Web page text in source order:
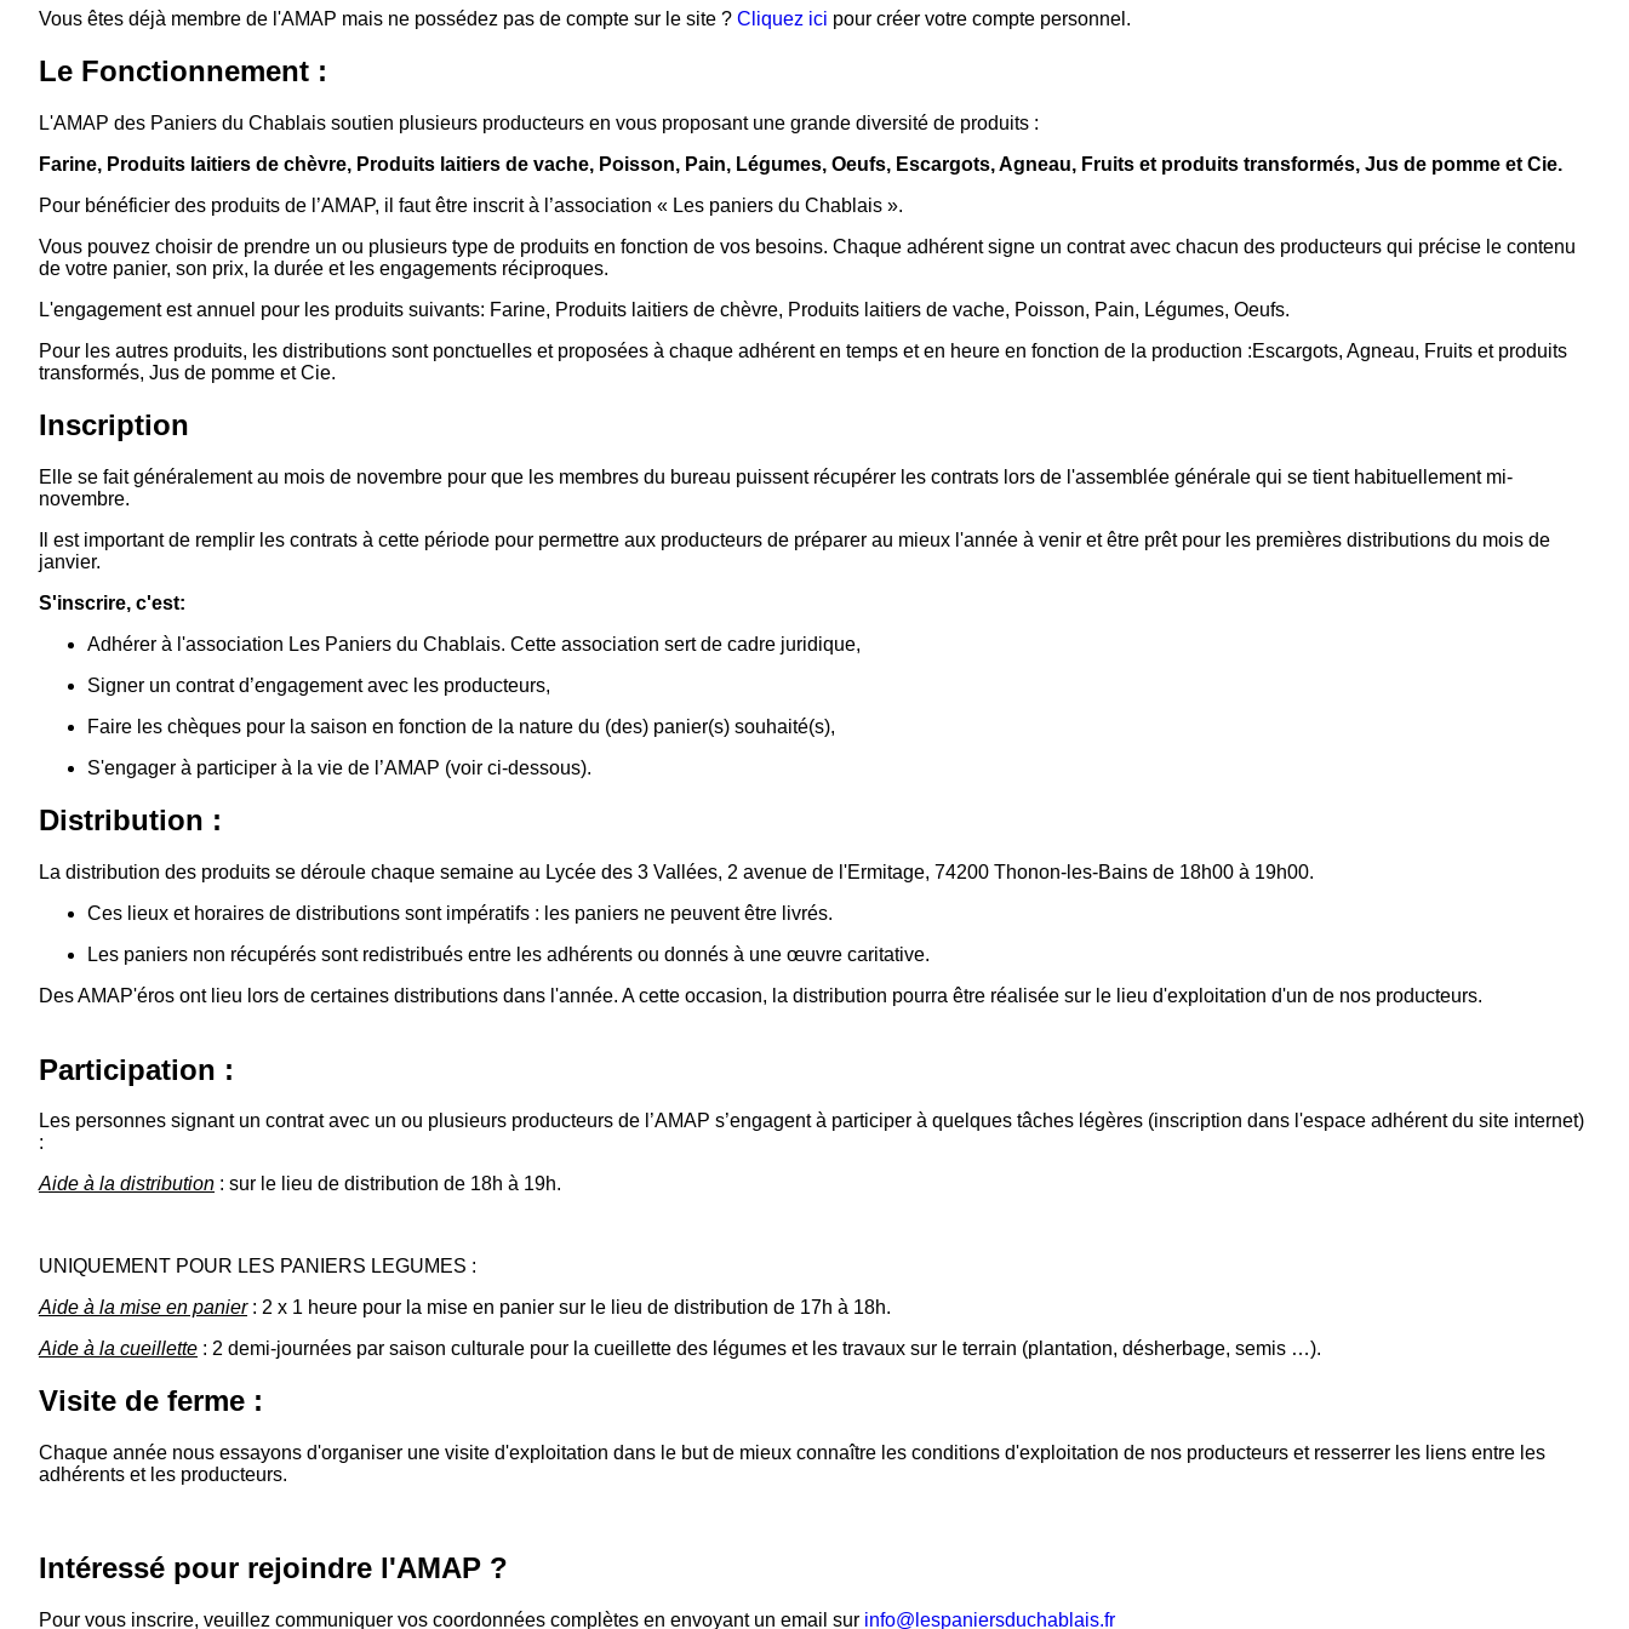
Vous êtes déjà membre de l'AMAP mais ne possédez pas de compte sur le site ? Cliquez ici pour créer votre compte personnel.
Le Fonctionnement :
L'AMAP des Paniers du Chablais soutien plusieurs producteurs en vous proposant une grande diversité de produits :
Farine, Produits laitiers de chèvre, Produits laitiers de vache, Poisson, Pain, Légumes, Oeufs, Escargots, Agneau, Fruits et produits transformés, Jus de pomme et Cie.
Pour bénéficier des produits de l’AMAP, il faut être inscrit à l’association « Les paniers du Chablais ».
Vous pouvez choisir de prendre un ou plusieurs type de produits en fonction de vos besoins. Chaque adhérent signe un contrat avec chacun des producteurs qui précise le contenu
de votre panier, son prix, la durée et les engagements réciproques.
L'engagement est annuel pour les produits suivants: Farine, Produits laitiers de chèvre, Produits laitiers de vache, Poisson, Pain, Légumes, Oeufs.
Pour les autres produits, les distributions sont ponctuelles et proposées à chaque adhérent en temps et en heure en fonction de la production :Escargots, Agneau, Fruits et produits
transformés, Jus de pomme et Cie.
Inscription
Elle se fait généralement au mois de novembre pour que les membres du bureau puissent récupérer les contrats lors de l'assemblée générale qui se tient habituellement mi-
novembre.
Il est important de remplir les contrats à cette période pour permettre aux producteurs de préparer au mieux l'année à venir et être prêt pour les premières distributions du mois de
janvier.
S'inscrire, c'est:
Adhérer à l'association Les Paniers du Chablais. Cette association sert de cadre juridique,
Signer un contrat d’engagement avec les producteurs,
Faire les chèques pour la saison en fonction de la nature du (des) panier(s) souhaité(s),
S'engager à participer à la vie de l’AMAP (voir ci-dessous).
Distribution :
La distribution des produits se déroule chaque semaine au Lycée des 3 Vallées, 2 avenue de l'Ermitage, 74200 Thonon-les-Bains de 18h00 à 19h00.
Ces lieux et horaires de distributions sont impératifs : les paniers ne peuvent être livrés.
Les paniers non récupérés sont redistribués entre les adhérents ou donnés à une œuvre caritative.
Des AMAP'éros ont lieu lors de certaines distributions dans l'année. A cette occasion, la distribution pourra être réalisée sur le lieu d'exploitation d'un de nos producteurs.
Participation :
Les personnes signant un contrat avec un ou plusieurs producteurs de l’AMAP s’engagent à participer à quelques tâches légères (inscription dans l'espace adhérent du site internet)
:
Aide à la distribution : sur le lieu de distribution de 18h à 19h.
UNIQUEMENT POUR LES PANIERS LEGUMES :
Aide à la mise en panier: 2 x 1 heure pour la mise en panier sur le lieu de distribution de 17h à 18h.
Aide à la cueillette : 2 demi-journées par saison culturale pour la cueillette des légumes et les travaux sur le terrain (plantation, désherbage, semis …).
Visite de ferme :
Chaque année nous essayons d'organiser une visite d'exploitation dans le but de mieux connaître les conditions d'exploitation de nos producteurs et resserrer les liens entre les
adhérents et les producteurs.
Intéressé pour rejoindre l'AMAP ?
Pour vous inscrire, veuillez communiquer vos coordonnées complètes en envoyant un email sur info@lespaniersduchablais.fr